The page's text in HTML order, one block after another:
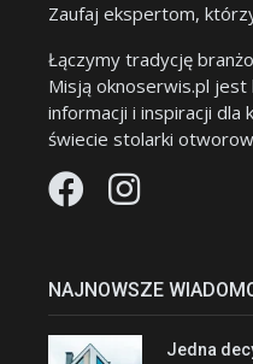
Zaufaj ekspertom,
Łączymy tradycję
Misją oknoserwis.pl
informacji i inspiracji
świecie stolarki
NAJNOWSZE
Jedna